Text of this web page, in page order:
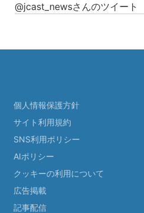
@jcast_newsさんのツイート
個人情報保護方針
サイト利用規約
SNS利用ポリシー
AIポリシー
クッキーの利用について
広告掲載
記事配信